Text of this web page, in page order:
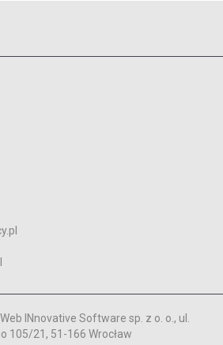
INnovative Software sp. z o. o., ul.
105/21, 51-166 Wrocław